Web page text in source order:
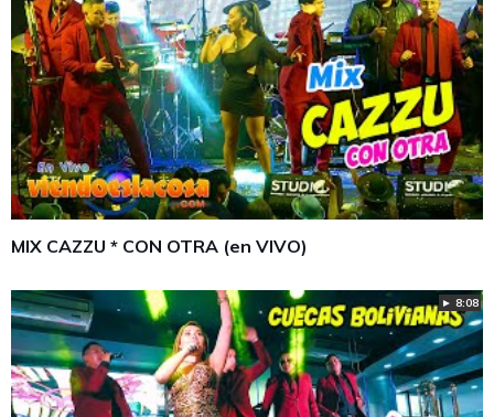
MIX CAZZU * CON OTRA (en VIVO)
► 8:08